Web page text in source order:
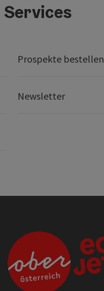
Prospekte bestellen
Newsletter